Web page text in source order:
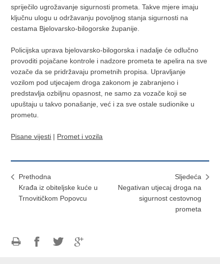
spriječilo ugrožavanje sigurnosti prometa. Takve mjere imaju
ključnu ulogu u održavanju povoljnog stanja sigurnosti na
cestama Bjelovarsko-bilogorske županije.
Policijska uprava bjelovarsko-bilogorska i nadalje će odlučno
provoditi pojačane kontrole i nadzore prometa te apelira na sve
vozače da se pridržavaju prometnih propisa. Upravljanje
vozilom pod utjecajem droga zakonom je zabranjeno i
predstavlja ozbiljnu opasnost, ne samo za vozače koji se
upuštaju u takvo ponašanje, već i za sve ostale sudionike u
prometu.
Pisane vijesti | Promet i vozila
Prethodna
Krađa iz obiteljske kuće u
Trnovitičkom Popovcu
Sljedeća
Negativan utjecaj droga na
sigurnost cestovnog
prometa